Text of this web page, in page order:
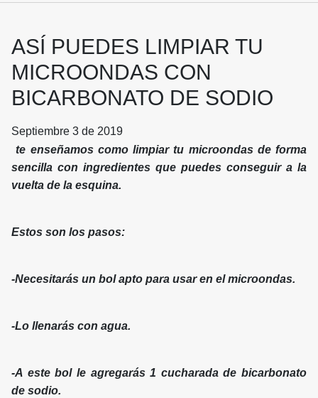
ASÍ PUEDES LIMPIAR TU
MICROONDAS CON
BICARBONATO DE SODIO
Septiembre 3 de 2019
te enseñamos como limpiar tu microondas de forma
sencilla con ingredientes que puedes conseguir a la
vuelta de la esquina.
Estos son los pasos:
-Necesitarás un bol apto para usar en el microondas.
-Lo llenarás con agua.
-A este bol le agregarás 1 cucharada de bicarbonato
de sodio.